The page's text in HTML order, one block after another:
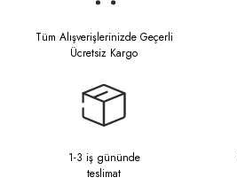
Tüm Alışverişlerinizde Geçerli
Ücretsiz Kargo
1-3 iş gününde
teslimat